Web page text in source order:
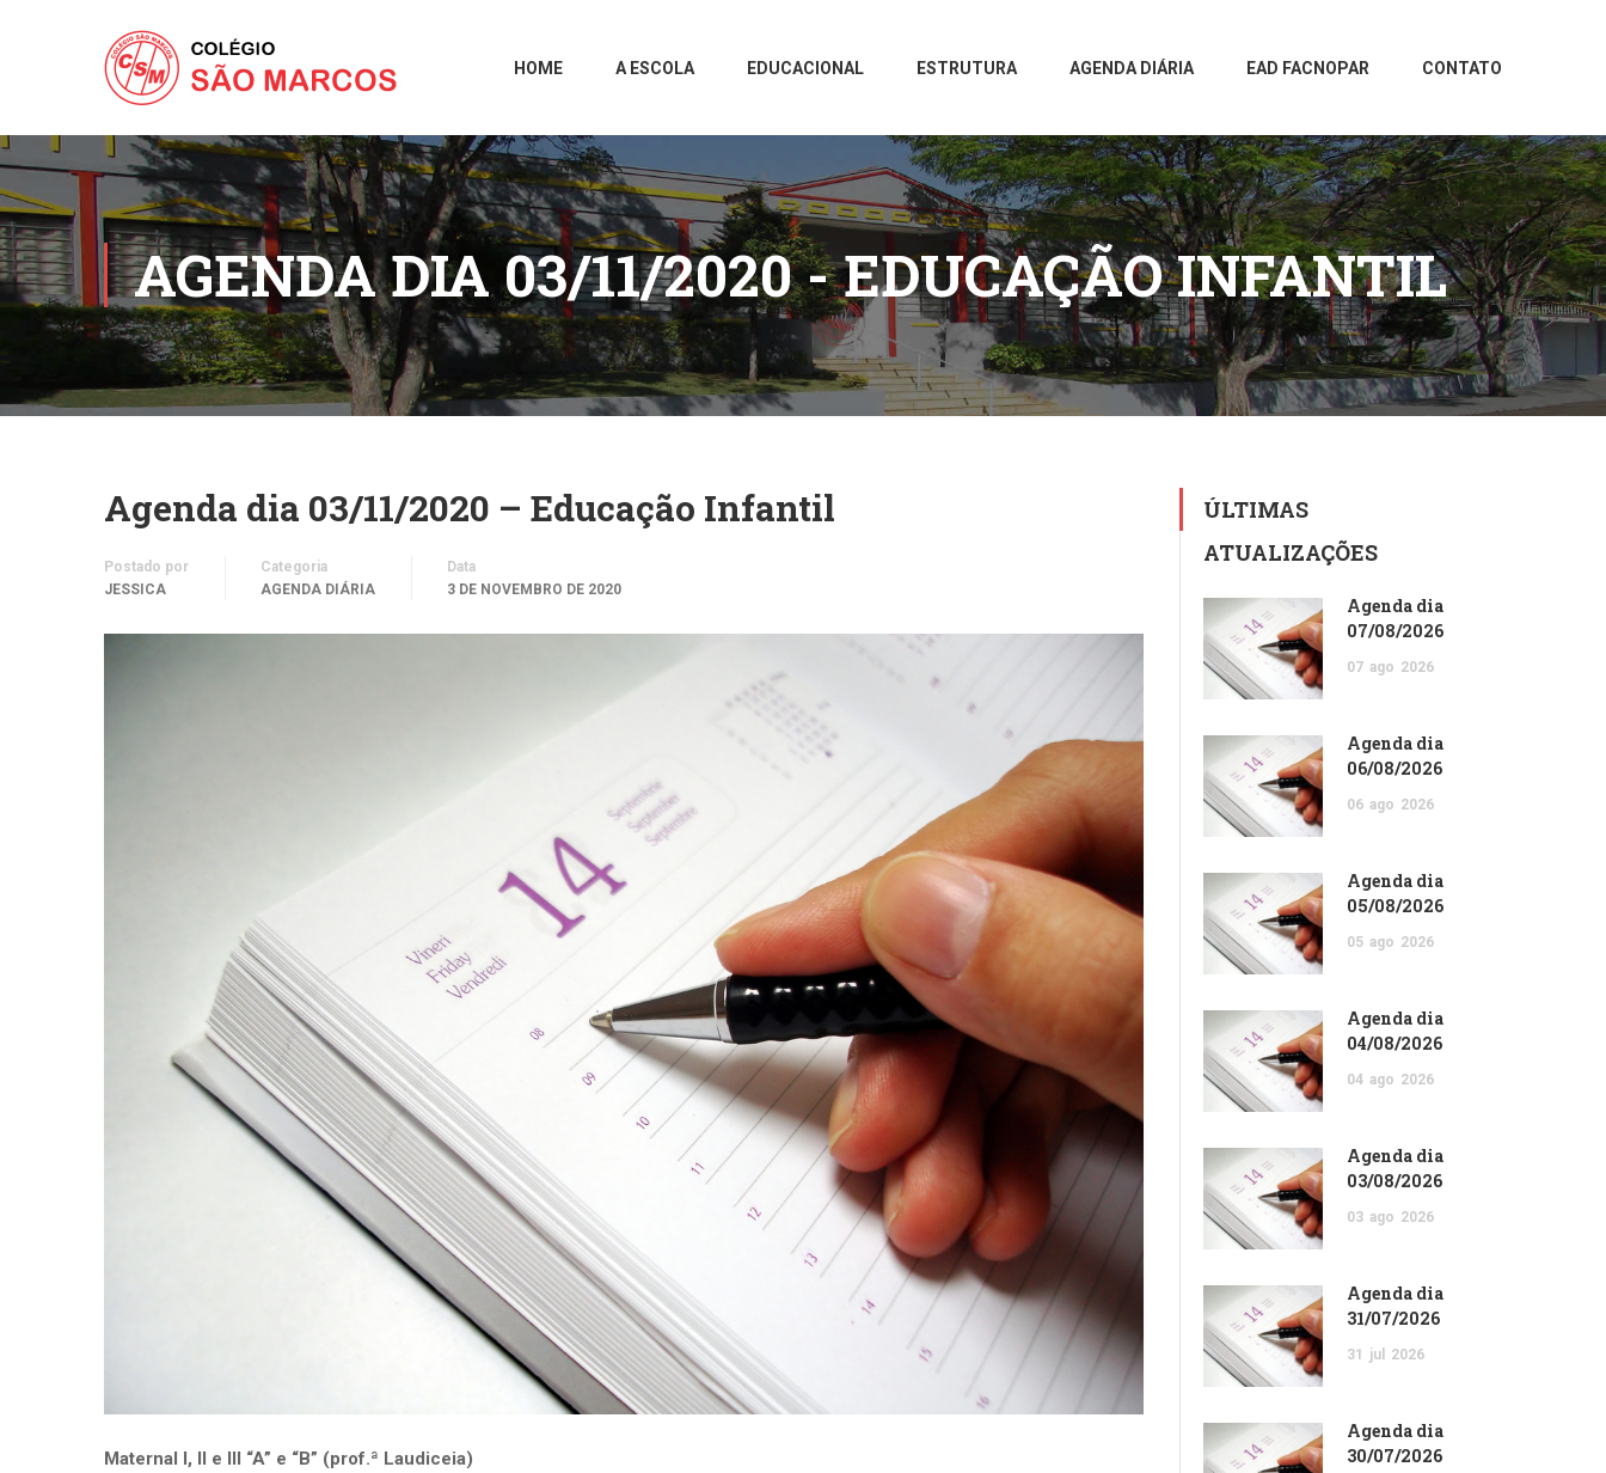
HOME A ESCOLA EDUCACIONAL ESTRUTURA AGENDA DIÁRIA EAD FACNOPAR CONTATO
AGENDA DIA 03/11/2020 - EDUCAÇÃO INFANTIL
Agenda dia 03/11/2020 – Educação Infantil
Postado por
JESSICA
Categoria
AGENDA DIÁRIA
Data
3 DE NOVEMBRO DE 2020
Maternal I, II e III “A” e “B” (prof.ª Laudiceia)
ÚLTIMAS
ATUALIZAÇÕES
Agenda dia
07/08/2026
07 ago 2026
Agenda dia
06/08/2026
06 ago 2026
Agenda dia
05/08/2026
05 ago 2026
Agenda dia
04/08/2026
04 ago 2026
Agenda dia
03/08/2026
03 ago 2026
Agenda dia
31/07/2026
31 jul 2026
Agenda dia
30/07/2026